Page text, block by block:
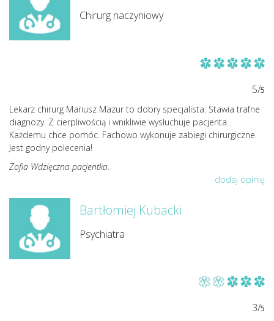
Chirurg naczyniowy
5/5
Lekarz chirurg Mariusz Mazur to dobry specjalista. Stawia trafne
diagnozy. Z cierpliwością i wnikliwie wysłuchuje pacjenta.
Każdemu chce pomóc. Fachowo wykonuje zabiegi chirurgiczne.
Jest godny polecenia!
Zofia Wdzięczna pacjentka.
dodaj opinię
Bartłomiej Kubacki
Psychiatra
3/5